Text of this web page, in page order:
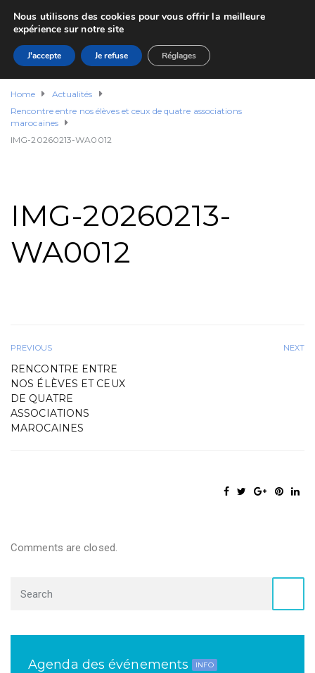
Home
Actualités
Rencontre entre nos élèves et ceux de quatre associations
marocaines
IMG-20260213-WA0012
IMG-20260213-
WA0012
PREVIOUS
RENCONTRE ENTRE
NOS ÉLÈVES ET CEUX
DE QUATRE
ASSOCIATIONS
MAROCAINES
NEXT
Comments are closed.
Agenda des événements INFO
Nous utilisons des cookies pour vous offrir la meilleure
expérience sur notre site
J'accepte Je refuse Réglages